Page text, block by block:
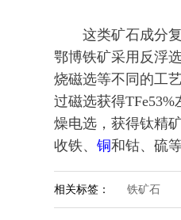
这类矿石成分复
鄂博铁矿采用反浮
烧磁选等不同的工
过磁选获得
燥电选，获得钛精
收铁、 铜和钴、硫
相关标签： 铁矿石